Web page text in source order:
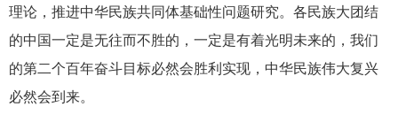
理论，推进中华民族共同体基础性问题研究。各民族大团结
的中国一定是无往而不胜的，一定是有着光明未来的，我们
的第二个百年奋斗目标必然会胜利实现，中华民族伟大复兴
必然会到来。